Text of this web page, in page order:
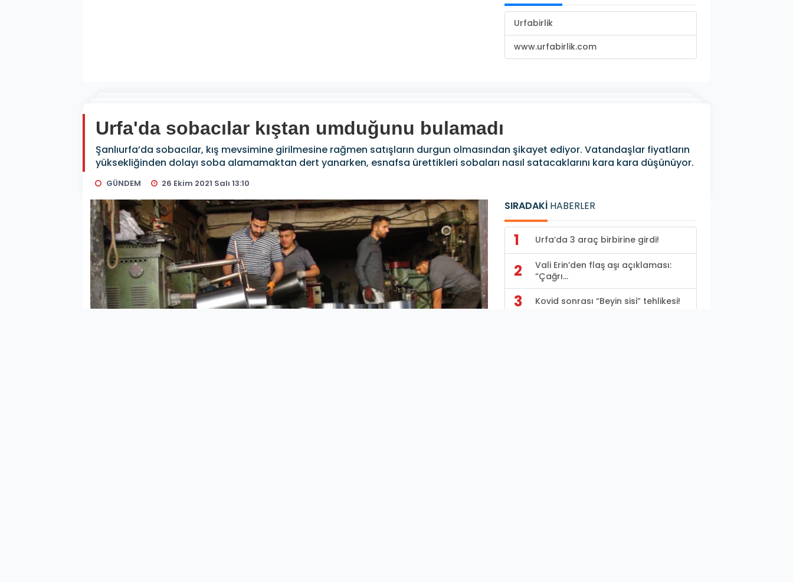
Urfabirlik
www.urfabirlik.com
Urfa'da sobacılar kıştan umduğunu bulamadı
Şanlıurfa’da sobacılar, kış mevsimine girilmesine rağmen satışların durgun olmasından şikayet ediyor. Vatandaşlar fiyatların
yüksekliğinden dolayı soba alamamaktan dert yanarken, esnafsa ürettikleri sobaları nasıl satacaklarını kara kara düşünüyor.
GÜNDEM 26 Ekim 2021 Salı 13:10
SIRADAKİ HABERLER
1 Urfa’da 3 araç birbirine girdi!
2
Vali Erin’den flaş aşı açıklaması:
“Çağrı...
3 Kovid sonrası “Beyin sisi” tehlikesi!